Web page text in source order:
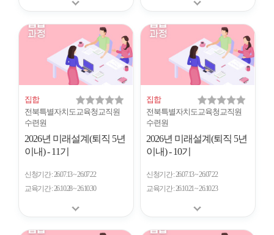
집합
전북특별자치도교육청교직원
수련원
2026년 미래설계(퇴직 5년
이내) - 11기
신청기간 26.07.13 ~ 26.07.22
교육기간 26.10.28 ~ 26.10.30
집합
전북특별자치도교육청교직원
수련원
2026년 미래설계(퇴직 5년
이내) - 10기
신청기간 26.07.13 ~ 26.07.22
교육기간 26.10.21 ~ 26.10.23